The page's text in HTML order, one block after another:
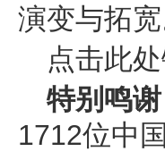
演变与拓
点击此
特别鸣谢
1712位中